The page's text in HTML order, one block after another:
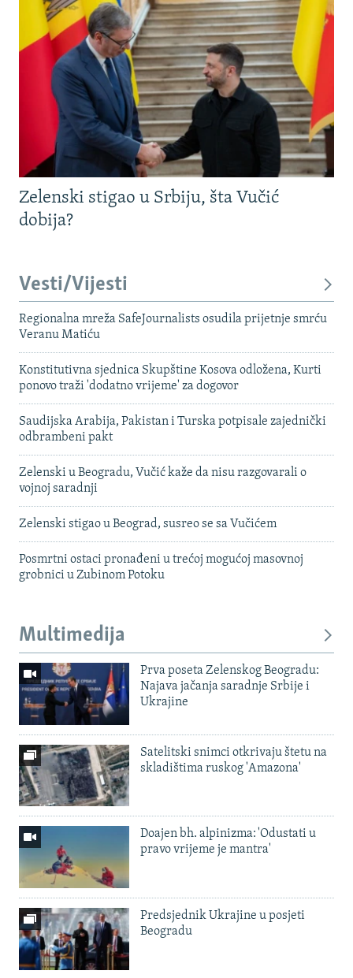
Zelenski stigao u Srbiju, šta Vučić
dobija?
Vesti/Vijesti
Regionalna mreža SafeJournalists osudila prijetnje smrću
Veranu Matiću
Konstitutivna sjednica Skupštine Kosova odložena, Kurti
ponovo traži 'dodatno vrijeme' za dogovor
Saudijska Arabija, Pakistan i Turska potpisale zajednički
odbrambeni pakt
Zelenski u Beogradu, Vučić kaže da nisu razgovarali o
vojnoj saradnji
Zelenski stigao u Beograd, susreo se sa Vučićem
Posmrtni ostaci pronađeni u trećoj mogućoj masovnoj
grobnici u Zubinom Potoku
Multimedija
Prva poseta Zelenskog Beogradu:
Najava jačanja saradnje Srbije i
Ukrajine
Satelitski snimci otkrivaju štetu na
skladištima ruskog 'Amazona'
Doajen bh. alpinizma: 'Odustati u
pravo vrijeme je mantra'
Predsjednik Ukrajine u posjeti
Beogradu